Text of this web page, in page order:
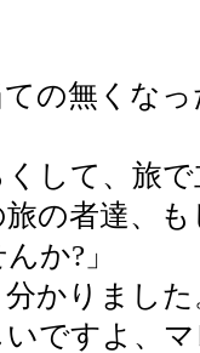
の無くなっ
して、旅で
旅の者達、
か?」
分かりまし
いですよ、